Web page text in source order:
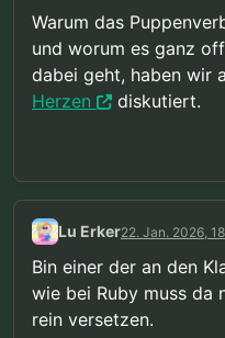
Warum das
und worum es ganz
dabei geht, haben wir
Herzen
diskutiert.
Lu Erker22. Jan. 2026,
Bin einer der an den
wie bei Ruby muss da
rein versetzen.